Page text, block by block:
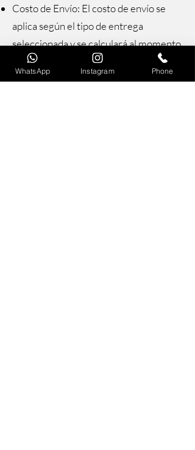
Costo de Envío: El costo de envío se
aplica según el tipo de entrega
seleccionada y se calculará al momento
de la compra.
Para más información sobre tu pedido,
WhatsApp Instagram Phone